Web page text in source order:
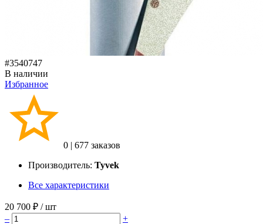
#3540747
В наличии
Избранное
0 | 677 заказов
Производитель: Tyvek
Все характеристики
20 700 ₽ / шт
–
+